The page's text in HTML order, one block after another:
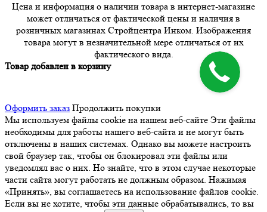
Цена и информация о наличии товара в интернет-магазине
может отличаться от фактической цены и наличия в
розничных магазинах Стройцентра Инком. Изображения
товара могут в незначительной мере отличаться от их
фактического вида.
Товар добавлен в корзину
Оформить заказ Продолжить покупки
Мы используем файлы cookie на нашем веб-сайте Эти файлы
необходимы для работы нашего веб-сайта и не могут быть
отключены в наших системах. Однако вы можете настроить
свой браузер так, чтобы он блокировал эти файлы или
уведомлял вас о них. Но знайте, что в этом случае некоторые
части сайта могут работать не должным образом. Нажимая
«Принять», вы соглашаетесь на использование файлов cookie.
Если вы не хотите, чтобы эти данные обрабатывались, то вы